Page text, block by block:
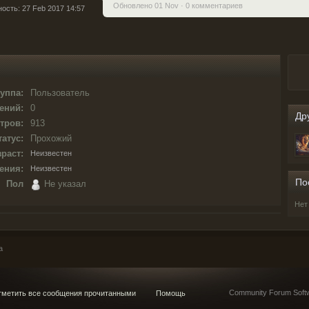
27 Feb 2017 14:57 Обновлено 01 Nov · 0 комментариев
Пользователь
0
913
Прохожий
Неизвестен
Неизвестен
Пол Не указал
Нет
все сообщения прочитанными Помощь Community Forum